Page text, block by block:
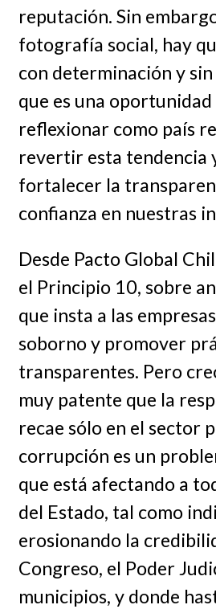
reputación. Sin
fotografía social, hay
con determinación y sin
que es una
reflexionar como país
revertir esta tendencia
fortalecer la
confianza en nuestras
Desde Pacto Global
el Principio 10, sobre
que insta a las
soborno y promover
transparentes. Pero
muy patente que la
recae sólo en el sector
corrupción es un
que está afectando a
del Estado, tal como
erosionando la
Congreso, el Poder
municipios, y donde